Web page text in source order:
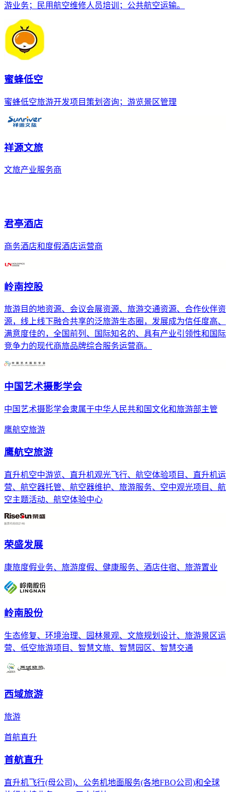
游业务；民用航空维修人员培训；公共航空运输。
蜜蜂低空
蜜蜂低空旅游开发项目策划咨询；游览景区管理
祥源文旅
文旅产业服务商
君亭酒店
商务酒店和度假酒店运营商
岭南控股
旅游目的地资源、会议会展资源、旅游交通资源、合作伙伴资
源，线上线下融合共享的泛旅游生态圈，发展成为信任度高、
满意度佳的，全国前列、国际知名的、具有产业引领性和国际
竞争力的现代商旅品牌综合服务运营商。
中国艺术摄影学会
中国艺术摄影学会隶属于中华人民共和国文化和旅游部主管
鹰航空旅游
鹰航空旅游
直升机空中游览、直升机观光飞行、航空体验项目、直升机运
营、航空器托管、航空器维护、旅游服务、空中观光项目、航
空主题活动、航空体验中心
荣盛发展
康旅度假业务、旅游度假、健康服务、酒店住宿、旅游置业
岭南股份
生态修复、环境治理、园林景观、文旅规划设计、旅游景区运
营、低空旅游项目、智慧文旅、智慧园区、智慧交通
西域旅游
旅游
首航直升
首航直升
直升机飞行(母公司)、公务机地面服务(各地FBO公司)和全球